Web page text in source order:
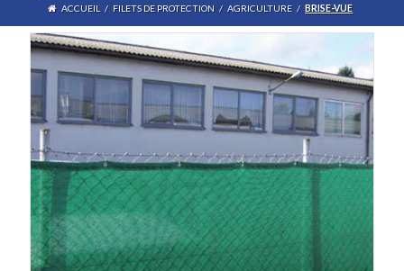
ACCUEIL / FILETS DE PROTECTION / AGRICULTURE / BRISE-VUE